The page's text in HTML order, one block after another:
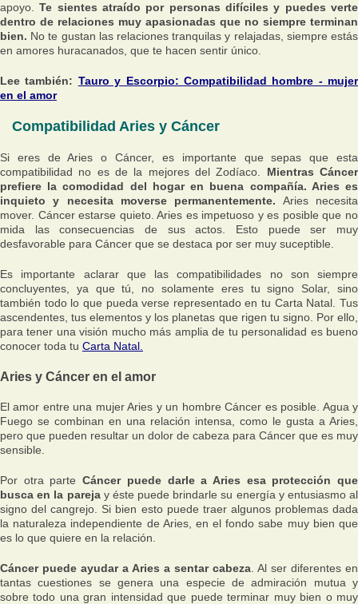
apoyo.Te sientes atraído por personas difíciles y puedes verte
dentro de relaciones muy apasionadas que no siempre terminan
bien. No te gustan las relaciones tranquilas y relajadas, siempre estás
en amores huracanados, que te hacen sentir único.
Lee también: Tauro y Escorpio: Compatibilidad hombre - mujer
en el amor
Compatibilidad Aries y Cáncer
Si eres de Aries o Cáncer, es importante que sepas que esta
compatibilidad no es de la mejores del Zodíaco. Mientras Cáncer
prefiere la comodidad del hogar en buena compañía. Aries es
inquieto y necesita moverse permanentemente. Aries necesita
mover. Cáncer estarse quieto. Aries es impetuoso y es posible que no
mida las consecuencias de sus actos. Esto puede ser muy
desfavorable para Cáncer que se destaca por ser muy suceptible.
Es importante aclarar que las compatibilidades no son siempre
concluyentes, ya que tú, no solamente eres tu signo Solar, sino
también todo lo que pueda verse representado en tu Carta Natal. Tus
ascendentes, tus elementos y los planetas que rigen tu signo. Por ello,
para tener una visión mucho más amplia de tu personalidad es bueno
conocer toda tu Carta Natal.
Aries y Cáncer en el amor
El amor entre una mujer Aries y un hombre Cáncer es posible. Agua y
Fuego se combinan en una relación intensa, como le gusta a Aries,
pero que pueden resultar un dolor de cabeza para Cáncer que es muy
sensible.
Por otra parteCáncer puede darle a Aries esa protección que
busca en la parejay éste puede brindarle su energía y entusiasmo al
signo del cangrejo. Si bien esto puede traer algunos problemas dada
la naturaleza independiente de Aries, en el fondo sabe muy bien que
es lo que quiere en la relación.
Cáncer puede ayudar a Aries a sentar cabeza . Al ser diferentes en
tantas cuestiones se genera una especie de admiración mutua y
sobre todo una gran intensidad que puede terminar muy bien o muy